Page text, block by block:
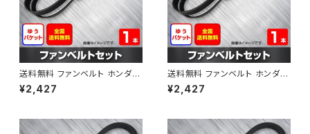
送料無料 ファンベルト ホンダ
ゼスト 型式JE1 H18.03～H24.
11 （国内トップメーカー） 1本 H
¥2,427
送料無料 ファンベルト ホンダ ラ
イフ 型式JB6 H15.09～H20.1
1 （国内トップメーカー） 1本 HA
¥2,427